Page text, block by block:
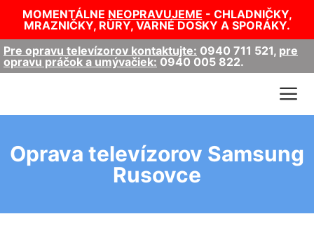
MOMENTÁLNE NEOPRAVUJEME - CHLADNIČKY,
MRAZNIČKY, RÚRY, VARNÉ DOSKY A SPORÁKY.
Pre opravu televízorov kontaktujte: 0940 711 521, pre
opravu práčok a umývačiek: 0940 005 822.
Oprava televízorov Samsung
Rusovce